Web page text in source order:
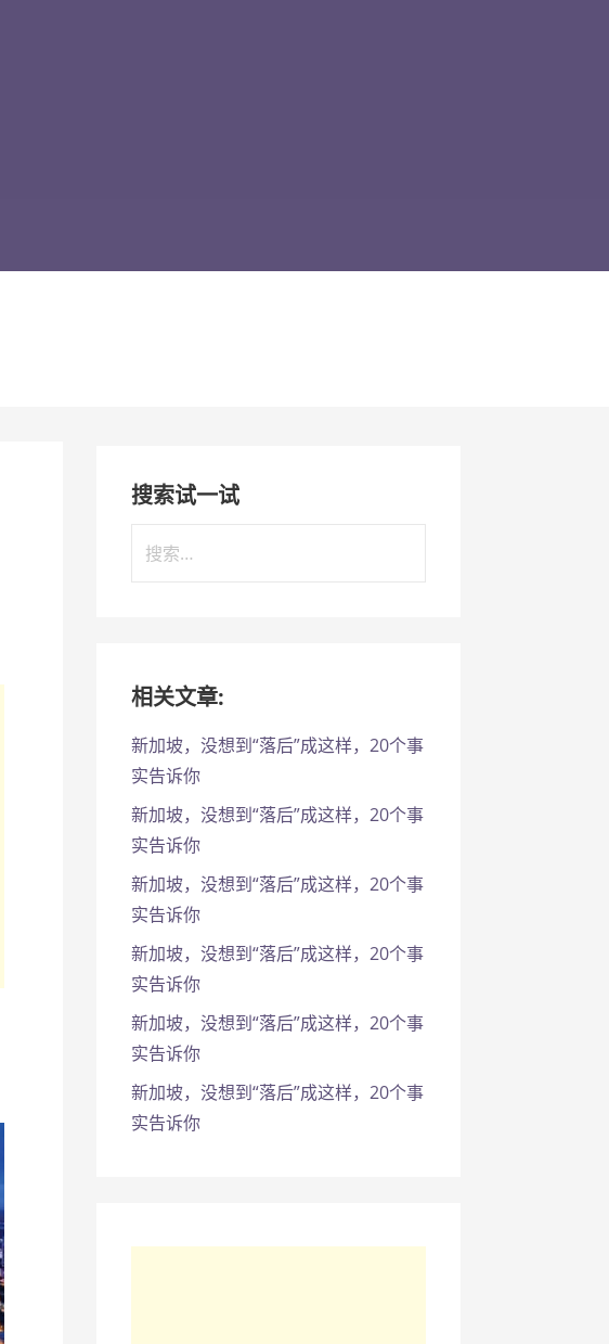
搜索试一试
索
相关文章:
新加坡，没想到“落后”成这样，20个事
实告诉你
新加坡，没想到“落后”成这样，20个事
实告诉你
新加坡，没想到“落后”成这样，20个事
实告诉你
新加坡，没想到“落后”成这样，20个事
实告诉你
新加坡，没想到“落后”成这样，20个事
实告诉你
新加坡，没想到“落后”成这样，20个事
实告诉你